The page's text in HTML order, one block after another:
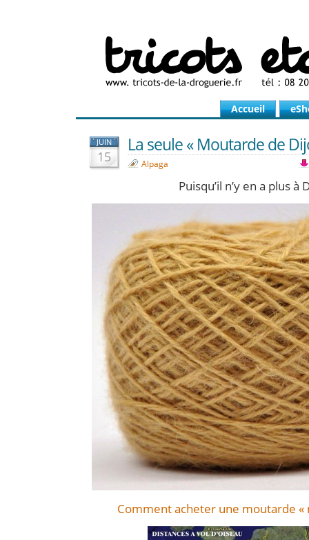
Accueil
JUIN
15
La seule « Moutarde de
Alpaga
Puisqu’il n’y en a plus à
Comment acheter une moutarde «